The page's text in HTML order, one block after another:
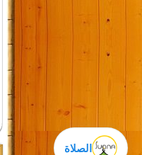
الصلاة